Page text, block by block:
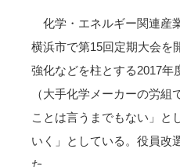
化学・エネルギー関連産
横浜市で第15回定期大会を
強化などを柱とする2017年
（大手化学メーカーの労
ことは言うまでもない」と
いく」としている。役員改
た。